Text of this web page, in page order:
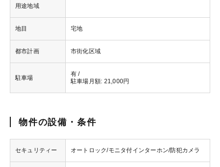
用途地域
地目 宅地
都市計画 市街化区域
駐車場
有 /
駐車場月額: 21,000円
物件の設備・条件
セキュリティー オートロック/モニタ付インターホン/防犯カメラ